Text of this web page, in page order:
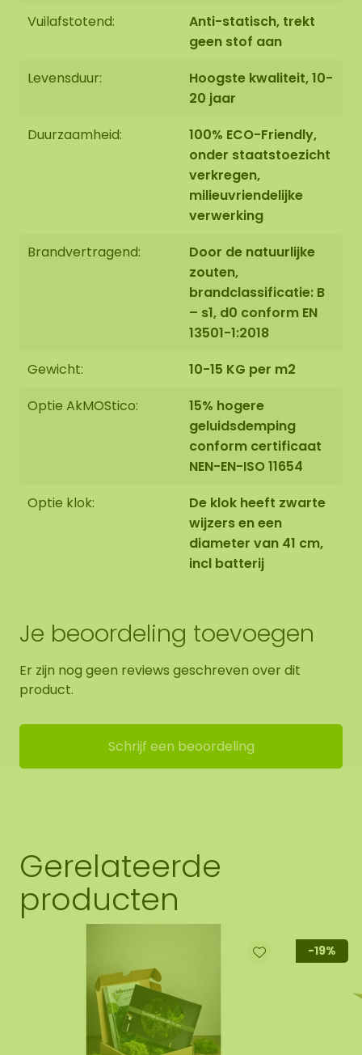
Wij bieden ook de mogelijkheid om het
mosschilderij door ons montageteam op te laten
hangen. Mocht dit wenselijk zijn geef dit aan bij het
uitchecken. We nemen dan met u contact op, u
ontvangt hiervoor ook een aanvullende prijs.
De afmetingen zijn gemeten vanaf het breedste
Op de afbeelding is het patroon zichtbaar
van een mosdotset in de afmeting 100-100-100 cm
(set 4). Aangezien het een natuurproduct is, is
ieder mosschilderij uniek. Hierdoor kan de opmaak
van het aangeschafte mosschilderij afwijken van
de geselecteerde foto. Mocht u een andere maat
wensen? Neem contact met ons op via
Vuilafstotend:
Anti-statisch, trekt
geen stof aan
Levensduur:
Hoogste kwaliteit, 10-
20 jaar
Duurzaamheid:
100% ECO-Friendly,
onder staatstoezicht
verkregen,
milieuvriendelijke
verwerking
Brandvertragend:
Door de natuurlijke
zouten,
brandclassificatie: B
– s1, d0 conform EN
13501-1:2018
Gewicht:
10-15 KG per m2
Optie AkMOStico:
15% hogere
geluidsdemping
conform certificaat
NEN-EN-ISO 11654
Optie klok:
De klok heeft zwarte
wijzers en een
diameter van 41 cm,
incl batterij
Je beoordeling toevoegen
Er zijn nog geen reviews geschreven over dit
product.
Schrijf een beoordeling
Gerelateerde
producten
-19%